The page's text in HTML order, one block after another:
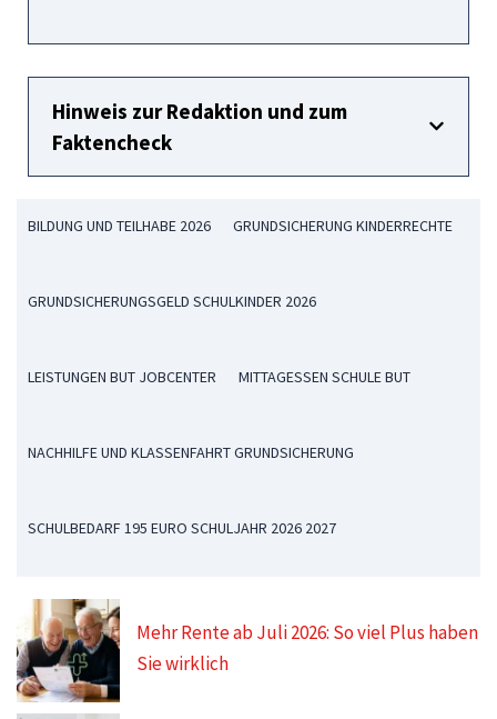
Hinweis zur Redaktion und zum
Faktencheck
BILDUNG UND TEILHABE 2026 GRUNDSICHERUNG KINDERRECHTE
GRUNDSICHERUNGSGELD SCHULKINDER 2026
LEISTUNGEN BUT JOBCENTER MITTAGESSEN SCHULE BUT
NACHHILFE UND KLASSENFAHRT GRUNDSICHERUNG
SCHULBEDARF 195 EURO SCHULJAHR 2026 2027
Mehr Rente ab Juli 2026: So viel Plus haben
Sie wirklich